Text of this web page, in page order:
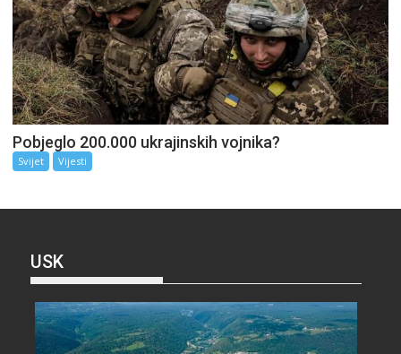
Pobjeglo 200.000 ukrajinskih vojnika?
Svijet Vijesti
USK